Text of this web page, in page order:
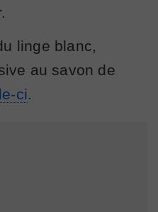
linge blanc,
au savon de
ci.